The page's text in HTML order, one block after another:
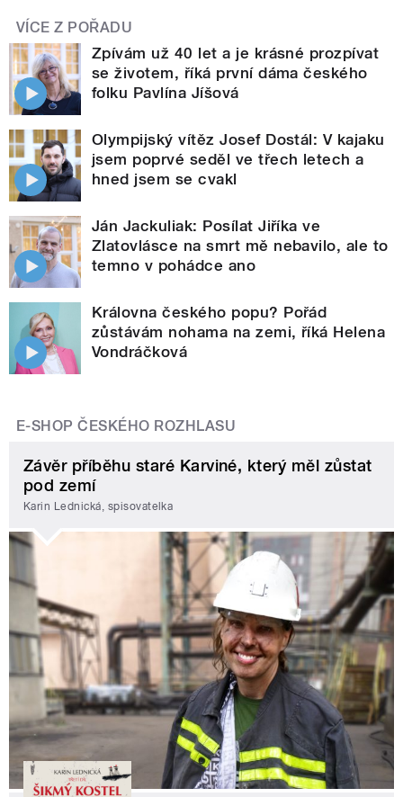
VÍCE Z POŘADU
Zpívám už 40 let a je krásné prozpívat
se životem, říká první dáma českého
folku Pavlína Jíšová
Olympijský vítěz Josef Dostál: V kajaku
jsem poprvé seděl ve třech letech a
hned jsem se cvakl
Ján Jackuliak: Posílat Jiříka ve
Zlatovlásce na smrt mě nebavilo, ale to
temno v pohádce ano
Královna českého popu? Pořád
zůstávám nohama na zemi, říká Helena
Vondráčková
E-SHOP ČESKÉHO ROZHLASU
Závěr příběhu staré Karviné, který měl zůstat
pod zemí
Karin Lednická, spisovatelka